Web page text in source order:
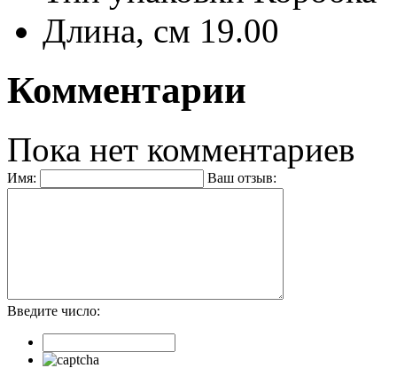
Длина, см 19.00
Комментарии
Пока нет комментариев
Имя: Ваш отзыв:
Введите число: